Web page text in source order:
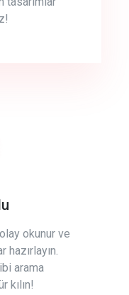
okunur ve
arama
kılın!